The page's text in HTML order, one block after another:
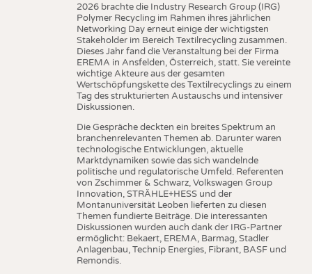
2026 brachte die Industry Research Group (IRG)
Polymer Recycling im Rahmen ihres jährlichen
Networking Day erneut einige der wichtigsten
Stakeholder im Bereich Textilrecycling zusammen.
Dieses Jahr fand die Veranstaltung bei der Firma
EREMA in Ansfelden, Österreich, statt. Sie vereinte
wichtige Akteure aus der gesamten
Wertschöpfungskette des Textilrecyclings zu einem
Tag des strukturierten Austauschs und intensiver
Diskussionen.
Die Gespräche deckten ein breites Spektrum an
branchenrelevanten Themen ab. Darunter waren
technologische Entwicklungen, aktuelle
Marktdynamiken sowie das sich wandelnde
politische und regulatorische Umfeld. Referenten
von Zschimmer & Schwarz, Volkswagen Group
Innovation, STRÄHLE+HESS und der
Montanuniversität Leoben lieferten zu diesen
Themen fundierte Beiträge. Die interessanten
Diskussionen wurden auch dank der IRG-Partner
ermöglicht: Bekaert, EREMA, Barmag, Stadler
Anlagenbau, Technip Energies, Fibrant, BASF und
Remondis.